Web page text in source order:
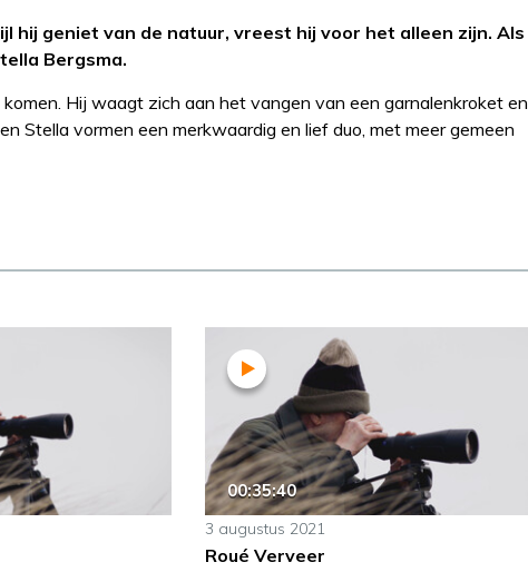
hij geniet van de natuur, vreest hij voor het alleen zijn. Als
Bergsma.
Hij waagt zich aan het vangen van een garnalenkroket en
Stella vormen een merkwaardig en lief duo, met meer gemeen
00:35:40
3 augustus 2021
Roué Verveer